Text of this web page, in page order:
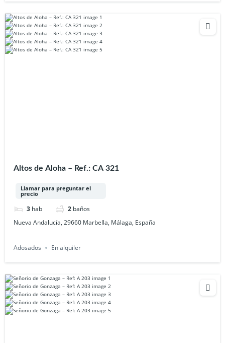
Altos de Aloha – Ref.: CA 321
Llamar para preguntar el
precio
3 hab 2 baños
Nueva Andalucía, 29660 Marbella, Málaga, España
Adosados En alquiler